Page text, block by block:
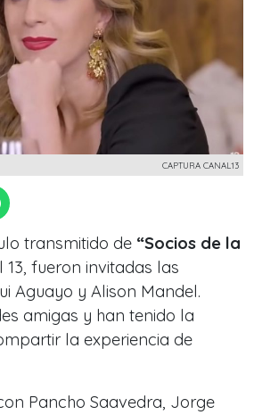
CAPTURA CANAL13
transmitido de “Socios de la
13, fueron invitadas las
Aguayo y Alison Mandel.
amigas y han tenido la
la experiencia de
Pancho Saavedra, Jorge